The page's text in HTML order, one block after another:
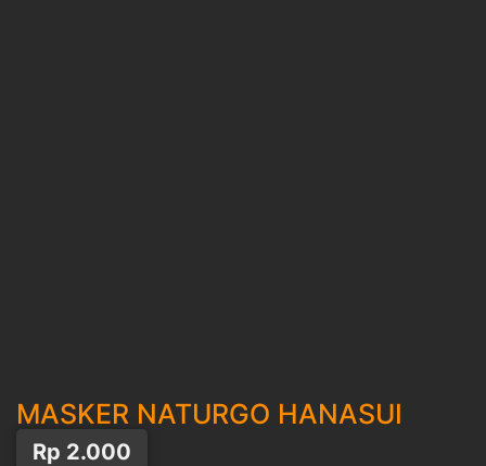
MASKER NATURGO HANASUI
Rp 2.000